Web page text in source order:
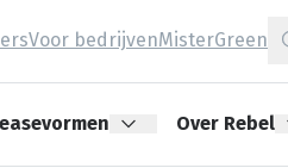
Voor bedrijvenMisterGreen
Over Rebel